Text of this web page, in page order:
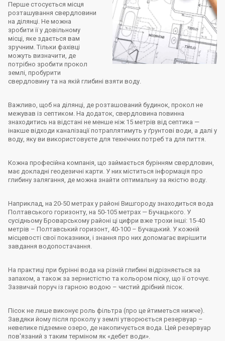
Перше стосується місця
розташування свердловини
на ділянці. Не можна
зробити її у довільному
місці, яке здається вам
зручним. Тільки фахівці
можуть визначити, де
потрібно зробити прокол
землі, пробурити
свердловину та на якій глибині взяти воду.
Важливо, щоб на ділянці, де розташований будинок, прокол не
межував із септиком. На додаток, свердловина повинна
знаходитись на відстані не менше ніж 15 метрів від септика —
інакше відходи каналізації потраплятимуть у ґрунтові води, а далі у
воду, яку ви використовуєте для технічних потреб та для пиття.
Кожна професійна компанія, що займається бурінням свердловин,
має докладні геодезичні карти. У них міститься інформація про
глибину залягання, де можна знайти оптимальну за якістю воду.
Наприклад, на 20-50 метрах у районі Вишгороду знаходиться вода
Полтавського горизонту, на 50-105 метрах — Бучацького. У
сусідньому Броварському районі ці цифри вже трохи інші: 15-40
метрів – Полтавський горизонт, 40-100 – Бучацький. У кожній
місцевості свої показники, і знання про них допомагає вирішити
завдання водопостачання.
На практиці при бурінні вода на різній глибині відрізняється за
запахом, а також за зернистістю та кольором піску, що її оточує.
Зазвичай поруч із гарною водою – чистий дрібний пісок.
Пісок не лише виконує роль фільтра (про це йтиметься нижче).
Завдяки йому після проколу у землі утворюється резервуар –
невелике підземне озеро, де накопичується вода. Цей резервуар
пов'язаний з таким терміном як «дебет води».